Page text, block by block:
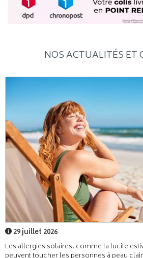
NOS ACTUALITÉS ET
29 juillet 2026
Les allergies solaires, comme la lucite